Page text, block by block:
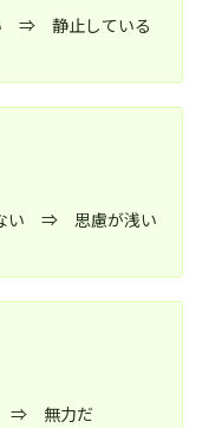
⇒ 静止している
ない ⇒ 思慮が浅い
⇒ 無力だ